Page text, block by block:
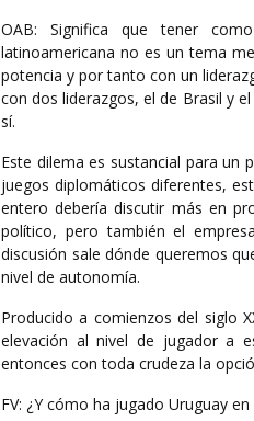
OAB: Significa que tener
latinoamericana no es un tema
potencia y por tanto con un
con dos liderazgos, el de Brasil y
sí.
Este dilema es sustancial para
juegos diplomáticos diferentes,
entero debería discutir más en
político, pero también el
discusión sale dónde queremos
nivel de autonomía.
Producido a comienzos del siglo
elevación al nivel de jugador a
entonces con toda crudeza la
FV: ¿Y cómo ha jugado Uruguay